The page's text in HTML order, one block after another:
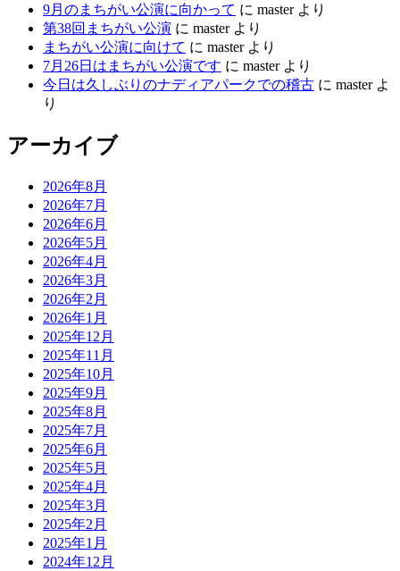
9月のまちがい公演に向かって に masterより
第38回まちがい公演 に masterより
まちがい公演に向けて に masterより
7月26日はまちがい公演です に masterより
今日は久しぶりのナディアパークでの稽古 に masterよ
り
アーカイブ
2026年8月
2026年7月
2026年6月
2026年5月
2026年4月
2026年3月
2026年2月
2026年1月
2025年12月
2025年11月
2025年10月
2025年9月
2025年8月
2025年7月
2025年6月
2025年5月
2025年4月
2025年3月
2025年2月
2025年1月
2024年12月